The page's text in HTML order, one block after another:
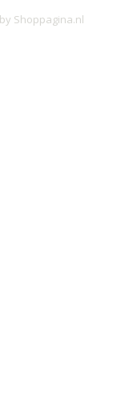
Shoppagina.nl